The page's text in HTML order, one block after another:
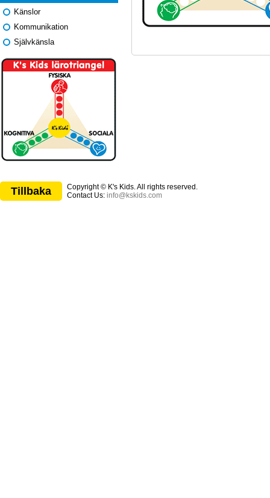
Känslor
Kommunikation
Självkänsla
Tillbaka
Copyright © K's Kids. All rights reserved.
Contact Us: info@kskids.com